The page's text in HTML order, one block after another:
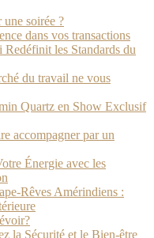
soirée ?
dans vos transactions
les Standards du
du travail ne vous
Quartz en Show Exclusif
accompagner par un
Énergie avec les
Rêves Amérindiens :
la Sécurité et le Bien-être